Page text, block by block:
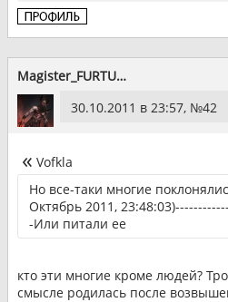
Magister_FURTUM
30.10.2011 в 23:57, №42
Vofkla
Но все-таки многие
Октябрь 2011,
-Или питали ее
кто эти многие кроме людей?
смысле родилась после